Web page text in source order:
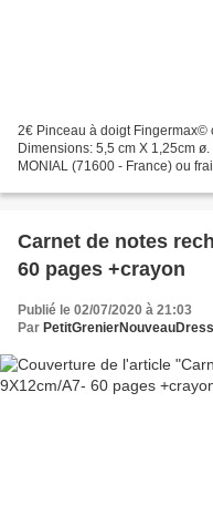
2€ Pinceau à doigt Fingermax©
Dimensions: 5,5 cm X 1,25cm
MONIAL (71600 - France) ou
Carnet de notes
60 pages +crayon
Publié le 02/07/2020 à 21:03
Par